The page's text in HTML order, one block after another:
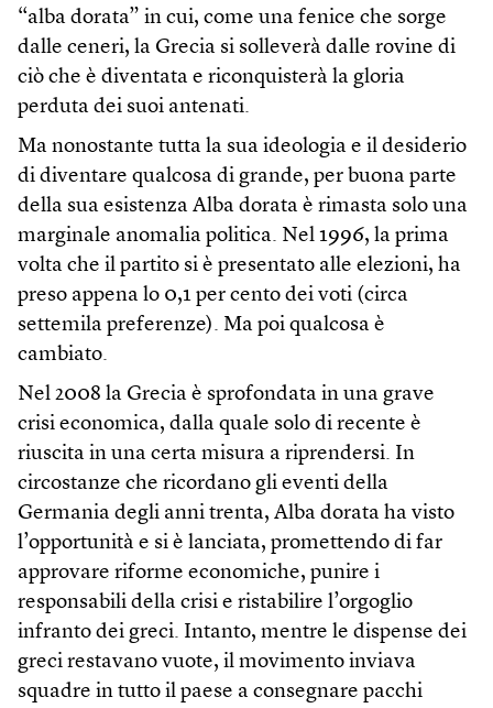
“alba dorata” in cui, come una fenice che sorge
dalle ceneri, la Grecia si solleverà dalle rovine di
ciò che è diventata e riconquisterà la gloria
perduta dei suoi antenati.
Ma nonostante tutta la sua ideologia e il desiderio
di diventare qualcosa di grande, per buona parte
della sua esistenza Alba dorata è rimasta solo una
marginale anomalia politica. Nel 1996, la prima
volta che il partito si è presentato alle elezioni, ha
preso appena lo 0,1 per cento dei voti (circa
settemila preferenze). Ma poi qualcosa è
cambiato.
Nel 2008 la Grecia è sprofondata in una grave
crisi economica, dalla quale solo di recente è
riuscita in una certa misura a riprendersi. In
circostanze che ricordano gli eventi della
Germania degli anni trenta, Alba dorata ha visto
l’opportunità e si è lanciata, promettendo di far
approvare riforme economiche, punire i
responsabili della crisi e ristabilire l’orgoglio
infranto dei greci. Intanto, mentre le dispense dei
greci restavano vuote, il movimento inviava
squadre in tutto il paese a consegnare pacchi